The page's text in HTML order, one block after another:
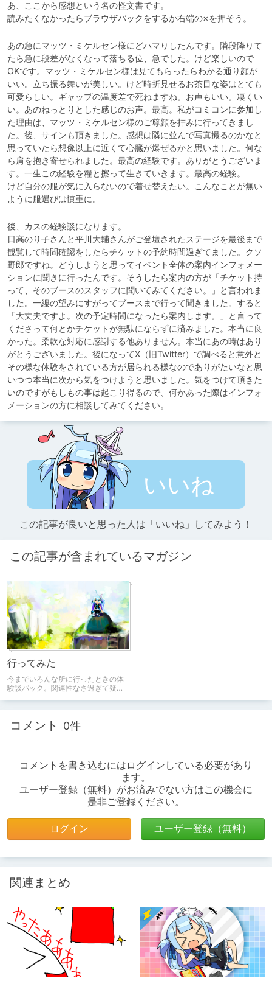
あ、ここから感想という名の怪文書です。
読みたくなかったらブラウザバックをするか右端の×を押そう。
あの急にマッツ・ミケルセン様にどハマりしたんです。階段降りて
たら急に段差がなくなって落ちる位、急でした。けど楽しいので
OKです。マッツ・ミケルセン様は見てもらったらわかる通り顔が
いい。立ち振る舞いが美しい。けど時折見せるお茶目な姿はとても
可愛らしい。ギャップの温度差で死ねますね。お声もいい。凄くい
い。あのねっとりとした感じのお声。最高。私がコミコンに参加し
た理由は、マッツ・ミケルセン様のご尊顔を拝みに行ってきまし
た。後、サインも頂きました。感想は隣に並んで写真撮るのかなと
思っていたら想像以上に近くて心臓が爆ぜるかと思いました。何な
ら肩を抱き寄せられました。最高の経験です。ありがとうございま
す。一生この経験を糧と擦って生きていきます。最高の経験。
けど自分の服が気に入らないので着せ替えたい。こんなことが無い
ように服選びは慎重に。
後、カスの経験談になります。
日高のり子さんと平川大輔さんがご登壇されたステージを最後まで
観覧して時間確認をしたらチケットの予約時間過ぎてました。クソ
野郎ですね。どうしようと思ってイベント全体の案内インフォメー
ションに聞きに行ったんです。そうしたら案内の方が「チケット持
って、そのブースのスタッフに聞いてみてください。」と言われま
した。一縷の望みにすがってブースまで行って聞きました。すると
「大丈夫ですよ。次の予定時間になったら案内します。」と言って
くださって何とかチケットが無駄にならずに済みました。本当に良
かった。柔軟な対応に感謝する他ありません。本当にあの時はあり
がとうございました。後になってX（旧Twitter）で調べると意外と
その様な体験をされている方が居られる様なのでありがたいなと思
いつつ本当に次から気をつけようと思いました。気をつけて頂きた
いのですがもしもの事は起こり得るので、何かあった際はインフォ
メーションの方に相談してみてください。
いいね
この記事が良いと思った人は「いいね」してみよう！
この記事が含まれているマガジン
行ってみた
今までいろんな所に行ったときの体
験談パック。関連性なさ過ぎて疑わ
ての入ります）
コメント 0件
コメントを書き込むにはログインしている必要があり
ます。
ユーザー登録（無料）がお済みでない方はこの機会に
是非ご登録ください。
ログイン ユーザー登録（無料）
関連まとめ